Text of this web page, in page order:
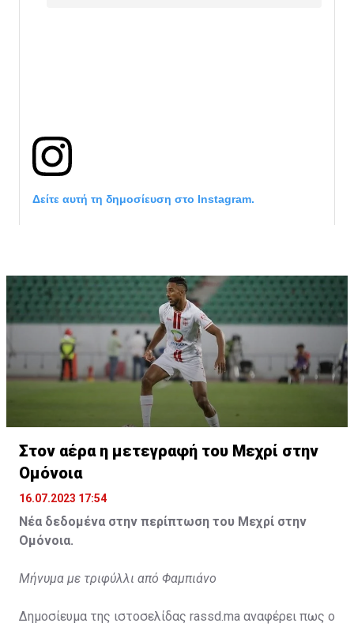
Δείτε αυτή τη δημοσίευση στο Instagram.
Στον αέρα η μετεγραφή του Μεχρί στην
Ομόνοια
16.07.2023 17:54
Νέα δεδομένα στην περίπτωση του Μεχρί στην
Ομόνοια.
Μήνυμα με τριφύλλι από Φαμπιάνο
Δημοσίευμα της ιστοσελίδας rassd.ma αναφέρει πως ο